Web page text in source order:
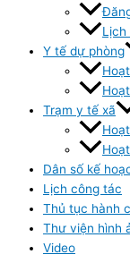
Y tế dự phòng
Trạm y tế xã
Dân số kế
Lịch công tác
Thủ tục hành
Thư viện hình
Video